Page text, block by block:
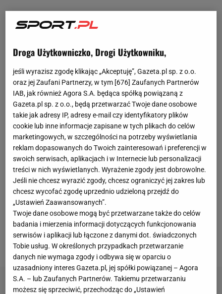
W pierwszym starciu VNL Polacy wygrali z Australią
3:1. Świetnymeczotwarcia Siatkarskiej Ligi
Narodówma za sobą Mateusz Bieniek. Środkowy
był drugim najczęściej punktującym graczem -
zdobył 16 punktów i skończył 11 z 15 ataków. Był
również skuteczny w bloku i imponował zagrywką. -
Wyleczyłem się już z mojego kompleksu
odnoszącego się do bloków. Wszystko to było
nakręcone przez media i trenerów oraz przeze mnie
samego. Najlepszym blokującym świata zapewne
nie będę ale z każdym rokiem jest coraz lepiej. To,
czy blokuję w meczu pięć razy czy zero, to po mnie
spływa - powiedział w Sport.pl.
Droga Użytkowniczko, Drogi Użytkowniku,
jeśli wyrazisz zgodę klikając „Akceptuję”, Gazeta.pl sp. z o.o.
oraz jej Zaufani Partnerzy, w tym [676] Zaufanych Partnerów
IAB, jak również Agora S.A. będąca spółką powiązaną z
Gazeta.pl sp. z o.o., będą przetwarzać Twoje dane osobowe
takie jak adresy IP, adresy e-mail czy identyfikatory plików
cookie lub inne informacje zapisane w tych plikach do celów
marketingowych, w szczególności na potrzeby wyświetlania
reklam dopasowanych do Twoich zainteresowań i preferencji w
swoich serwisach, aplikacjach i w Internecie lub personalizacji
treści w nich wyświetlanych. Wyrażenie zgody jest dobrowolne.
Jeśli nie chcesz wyrazić zgody, chcesz ograniczyć jej zakres lub
chcesz wycofać zgodę uprzednio udzieloną przejdź do
„Ustawień Zaawansowanych”.
Twoje dane osobowe mogą być przetwarzane także do celów
badania i mierzenia informacji dotyczących funkcjonowania
serwisów i aplikacji lub łączone z danymi dot. świadczonych
Tobie usług. W określonych przypadkach przetwarzanie
danych nie wymaga zgody i odbywa się w oparciu o
uzasadniony interes Gazeta.pl, jej spółki powiązanej – Agora
S.A. – lub Zaufanych Partnerów. Takiemu przetwarzaniu
możesz się sprzeciwić, przechodząc do „Ustawień